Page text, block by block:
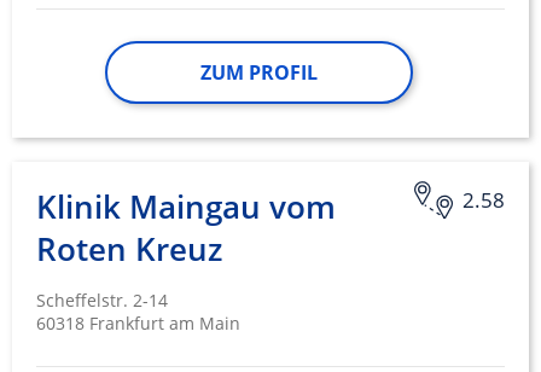
ZUM PROFIL
2.58
Klinik Maingau vom
Roten Kreuz
Scheffelstr. 2-14
60318 Frankfurt am Main